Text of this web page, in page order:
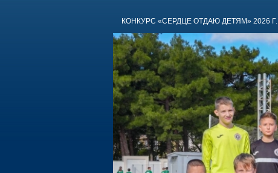
КОНКУРС «СЕРДЦЕ ОТДАЮ ДЕТЯМ» 2026 Г.